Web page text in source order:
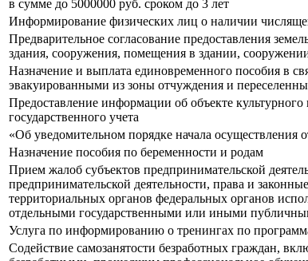
в сумме до 5000000 руб. сроком до 3 лет
Информирование физических лиц о наличии
Предварительное согласование предоставления
здания, сооружения, помещения в здании,
Назначение и выплата единовременного пособия в
эвакуированными из зоны отчуждения и
Предоставление информации об объекте
государственного учета
«Об уведомительном порядке начала осуществления
Назначение пособия по беременности и родам
Прием жалоб субъектов предпринимательской
предпринимательской деятельности, права и
территориальных органов федеральных органов
отдельными государственными или иными
Услуга по информированию о тренингах по
Содействие самозанятости безработных граждан,